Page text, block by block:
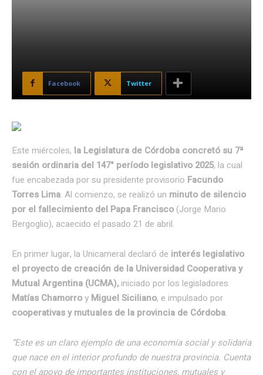
Facebook Twitter
Este miércoles, la Legislatura de Córdoba concretó su 7ª
sesión ordinaria del 147° período legislativo 2025, la cual
fue encabezada por su presidente provisorio Facundo
Torres Lima. Al comienzo, se realizó un minuto de silencio
por el fallecimiento del Papa Francisco (Jorge Mario
Bergoglio), acaecido el pasado 21 de abril.
En primer lugar, la Unicameral declaró de interés legislativo
el proyecto de creación de la Universidad Cooperativa y
Mutual Argentina (UCMA), iniciado por los legisladores
Matías Chamorroy Miguel Siciliano, e impulsado por
cooperativas y mutuales de la provincia de Córdoba.
“Este es un claro ejemplo de una economía social y solidaria
que nace en el interior profundo de nuestra provincia. Cuenta
con el apoyo de importantes instituciones, mutuales y